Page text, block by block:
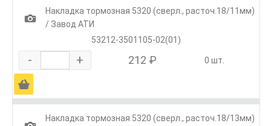
1
Накладка тормозная 5320 (сверл., расточ.18/11мм)
/ Завод АТИ
53212-3501105-02(01)
- + 212 ₽ 0 шт.
Ä
Накладка тормозная 5320 (сверл., расточ.18/13мм)